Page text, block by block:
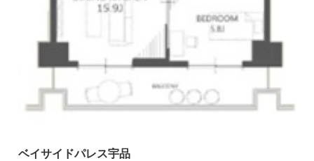
ベイサイドパレス宇品